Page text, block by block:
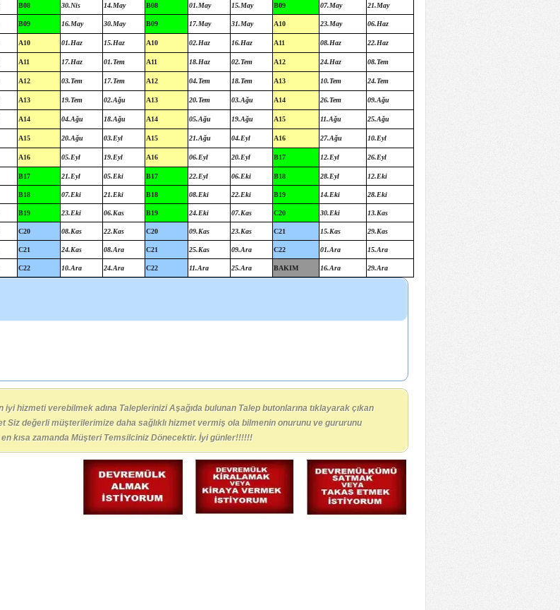
B08 30.Nis 14.May B08 01.May 15.May B09 07.May 21.May
B09 16.May 30.May B09 17.May 31.May A10 23.May 06.Haz
A10 01.Haz 15.Haz A10 02.Haz 16.Haz A11 08.Haz 22.Haz
A11 17.Haz 01.Tem A11 18.Haz 02.Tem A12 24.Haz 08.Tem
A12 03.Tem 17.Tem A12 04.Tem 18.Tem A13 10.Tem 24.Tem
A13 19.Tem 02.Ağu A13 20.Tem 03.Ağu A14 26.Tem 09.Ağu
A14 04.Ağu 18.Ağu A14 05.Ağu 19.Ağu A15 11.Ağu 25.Ağu
A15 20.Ağu 03.Eyl A15 21.Ağu 04.Eyl A16 27.Ağu 10.Eyl
A16 05.Eyl 19.Eyl A16 06.Eyl 20.Eyl B17 12.Eyl 26.Eyl
B17 21.Eyl 05.Eki B17 22.Eyl 06.Eki B18 28.Eyl 12.Eki
B18 07.Eki 21.Eki B18 08.Eki 22.Eki B19 14.Eki 28.Eki
B19 23.Eki 06.Kas B19 24.Eki 07.Kas C20 30.Eki 13.Kas
C20 08.Kas 22.Kas C20 09.Kas 23.Kas C21 15.Kas 29.Kas
C21 24.Kas 08.Ara C21 25.Kas 09.Ara C22 01.Ara 15.Ara
C22 10.Ara 24.Ara C22 11.Ara 25.Ara BAKIM 16.Ara 29.Ara
hizmeti verebilmek adına Taleplerinizi Aşağıda bulunan Talep butonlarına tıklayarak çıkan
Siz değerli müşterilerimize daha sağlıklı hizmet vermiş ola bilmenin onurunu ve gururunu
kısa zamanda Müşteri Temsilciniz Dönecektir. İyi günler!!!!!!